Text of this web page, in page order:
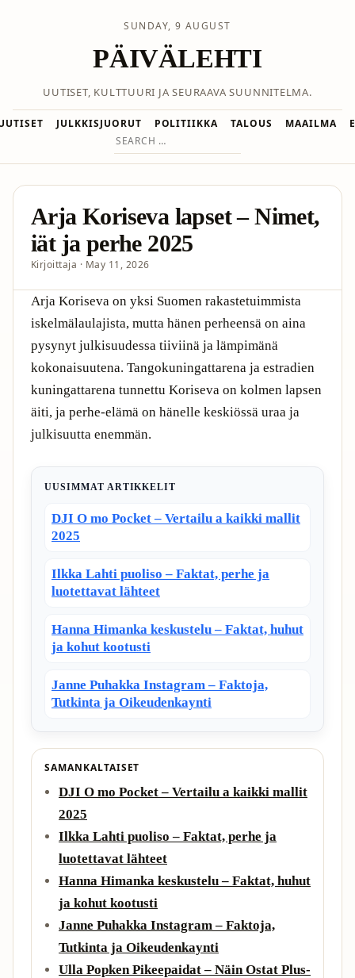
SUNDAY, 9 AUGUST
PÄIVÄLEHTI
UUTISET, KULTTUURI JA SEURAAVA SUUNNITELMA.
JULKKISJUORUT POLITIIKKA TALOUS MAAILMA
Search
for:
Arja Koriseva lapset – Nimet,
iät ja perhe 2025
Kirjoittaja · May 11, 2026
Arja Koriseva on yksi Suomen rakastetuimmista
iskelmälaulajista, mutta hänen perheensä on aina
pysynyt julkisuudessa tiiviinä ja lämpimänä
kokonaisuutena. Tangokuningattarena ja estradien
kuningattarena tunnettu Koriseva on kolmen lapsen
äiti, ja perhe-elämä on hänelle keskiössä uraa ja
julkisuutta enemmän.
UUSIMMAT ARTIKKELIT
DJI O mo Pocket – Vertailu a kaikki mallit
2025
Ilkka Lahti puoliso – Faktat, perhe ja
luotettavat lähteet
Hanna Himanka keskustelu – Faktat, huhut
ja kohut kootusti
Janne Puhakka Instagram – Faktoja,
Tutkinta ja Oikeudenkaynti
SAMANKALTAISET
DJI O mo Pocket – Vertailu a kaikki mallit
2025
Ilkka Lahti puoliso – Faktat, perhe ja
luotettavat lähteet
Hanna Himanka keskustelu – Faktat, huhut
ja kohut kootusti
Janne Puhakka Instagram – Faktoja,
Tutkinta ja Oikeudenkaynti
Ulla Popken Pikeepaidat – Näin Ostat Plus-